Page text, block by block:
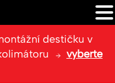
destičku v
vyberte